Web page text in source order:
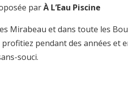
parÀ L’Eau Piscine
Mirabeau et dans toute les
pendant des années
souci.